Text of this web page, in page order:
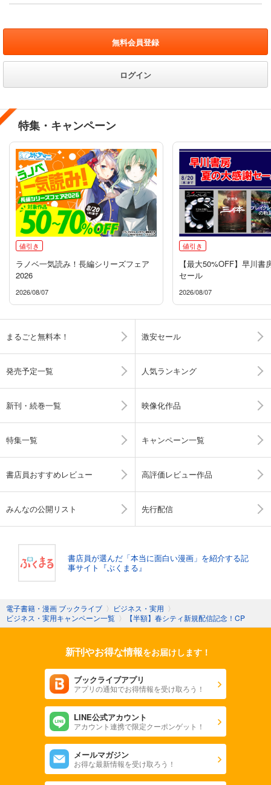
無料会員登録
ログイン
特集・キャンペーン
値引き
ラノベ一気読み！長編シリーズフェア
2026
2026/08/07
値引き
【最大50%OFF】早川書
セール
2026/08/07
まるごと無料本！ 激安セール
発売予定一覧 人気ランキング
新刊・続巻一覧 映像化作品
特集一覧 キャンペーン一覧
書店員おすすめレビュー 高評価レビュー作品
みんなの公開リスト 先行配信
書店員が選んだ「本当に面白い漫画」を紹介する記
事サイト『ぶくまる』
電子書籍・漫画 ブックライブ 〉 ビジネス・実用 〉
ビジネス・実用キャンペーン一覧 〉 【半額】春シティ新規配信記念！CP
新刊やお得な情報をお届けします！
ブックライブアプリ
アプリの通知でお得情報を受け取ろう！
LINE公式アカウント
アカウント連携で限定クーポンゲット！
メールマガジン
お得な最新情報を受け取ろう！